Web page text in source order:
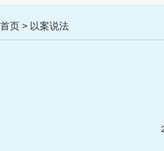
首页 > 以案说法